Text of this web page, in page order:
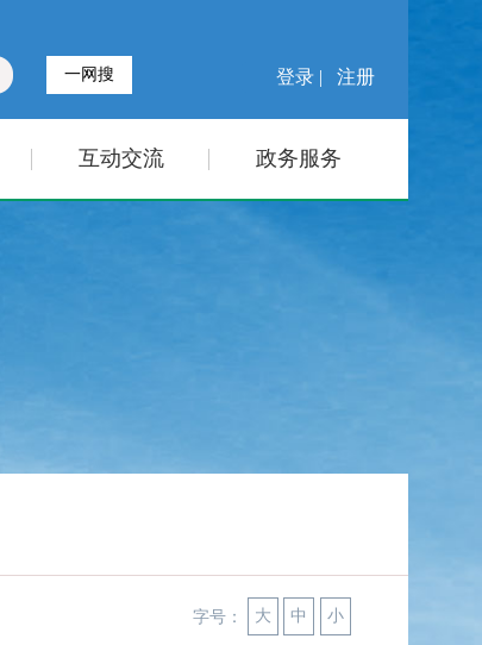
一网搜 登录 | 注册
互动交流 政务服务
小
中
大
字号：